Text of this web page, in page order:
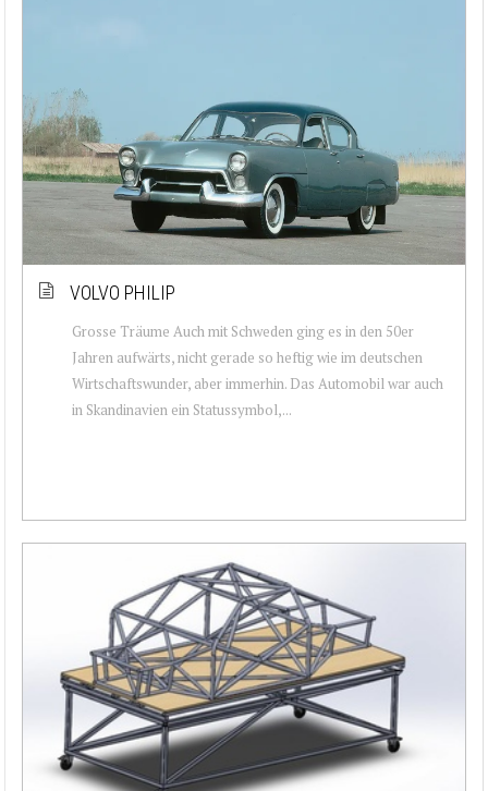
VOLVO PHILIP
Grosse Träume Auch mit Schweden ging es in den 50er
Jahren aufwärts, nicht gerade so heftig wie im deutschen
Wirtschaftswunder, aber immerhin. Das Automobil war auch
in Skandinavien ein Statussymbol,...